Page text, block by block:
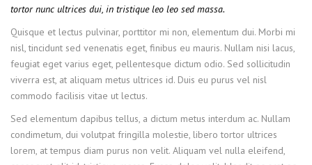
tortor nunc ultrices dui, in tristique leo leo sed massa.
Quisque et lectus pulvinar, porttitor mi non, elementum dui. Morbi mi
nisl, tincidunt sed venenatis eget, finibus eu mauris. Nullam nisi lacus,
feugiat eget varius eget, pellentesque dictum odio. Sed sollicitudin
viverra est, at aliquam metus ultrices id. Duis eu purus vel nisl
commodo facilisis vitae ut lectus.
Sed elementum dapibus tellus, a dictum metus interdum ac. Nullam
condimetum, dui volutpat fringilla molestie, libero tortor ultrices
lorem, at tempus diam purus non velit. Aliquam vel nulla eleifend,